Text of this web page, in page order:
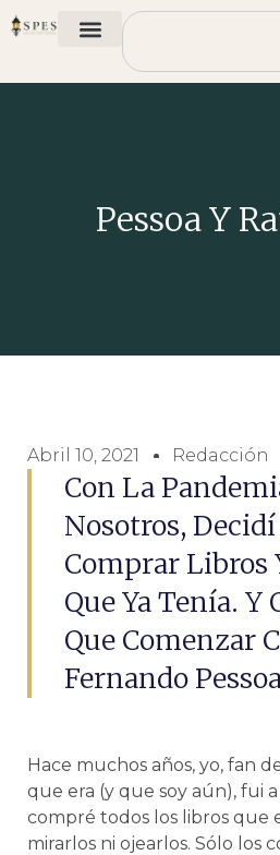
Pessoa Y
Abril 10, 2021 Redacción
Con La
Nosotros,
Comprar Libros
Que Ya Tenía. Y
Que Comenzar
Fernando
Hace muchos años, yo, fan
que era (y que soy aún), fui
compré todos los libros que
mirarlos ni ojearlos. Sólo los